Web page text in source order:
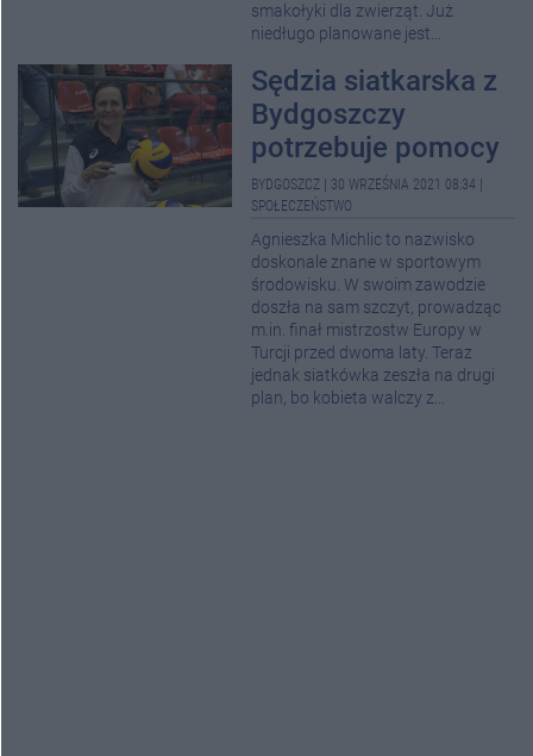
smakołyki dla zwierząt. Już
niedługo planowane jest...
Sędzia siatkarska z
Bydgoszczy
potrzebuje pomocy
BYDGOSZCZ 30 WRZEŚNIA 2021 08:34
SPOŁECZEŃSTWO
Agnieszka Michlic to nazwisko
doskonale znane w sportowym
środowisku. W swoim zawodzie
doszła na sam szczyt, prowadząc
m.in. finał mistrzostw Europy w
Turcji przed dwoma laty. Teraz
jednak siatkówka zeszła na drugi
plan, bo kobieta walczy z...